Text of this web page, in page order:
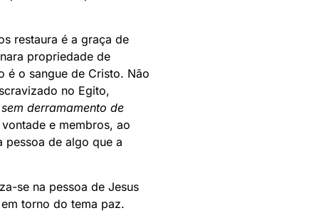
restaura é a graça de
propriedade de
é o sangue de Cristo. Não
no Egito,
derramamento de
e membros, ao
de algo que a
se na pessoa de Jesus
torno do tema paz.